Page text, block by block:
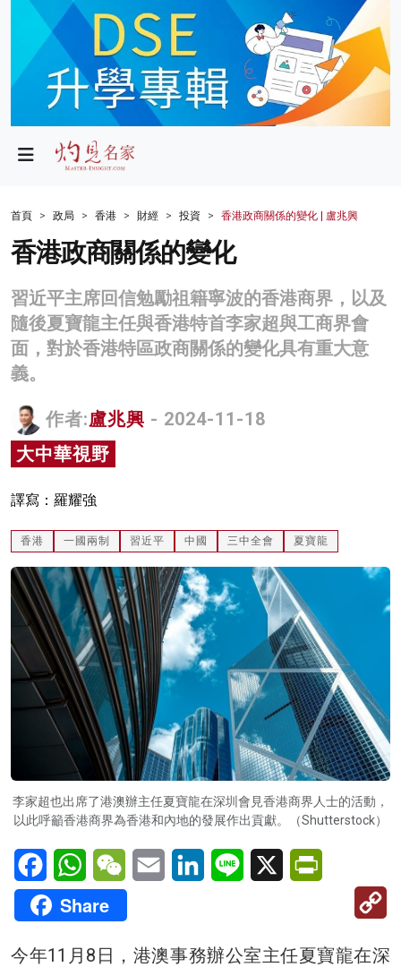
政局
財經
生活
商業
科技
名家榜
灼見活動
關於我們
首頁 政局 香港 財經 投資 香港政商關係的變化 | 盧兆興
香港政商關係的變化
習近平主席回信勉勵祖籍寧波的香港商界，以及
隨後夏寶龍主任與香港特首李家超與工商界會
面，對於香港特區政商關係的變化具有重大意
義。
作者:盧兆興 - 2024-11-18
大中華視野
譯寫：羅耀強
香港 一國兩制 習近平 中國 三中全會 夏寶龍
李家超也出席了港澳辦主任夏寶龍在深圳會見香港商界人士的活動，
以此呼籲香港商界為香港和內地的發展作出貢獻。（Shutterstock）
FacebookWhatsAppWeChatEmail LinkedInLine X
Share
今年11月8日，港澳事務辦公室主任夏寶龍在深